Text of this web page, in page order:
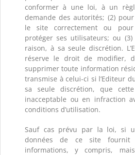
conformer à une loi, à un
demande des autorités; (2)
le site correctement ou
protéger ses utilisateurs; ou
raison, à sa seule discrétion.
réserve le droit de modifier,
supprimer toute information
transmise à celui-ci si l’Editeur
sa seule discrétion, que
inacceptable ou en infraction
conditions d’utilisation.
Sauf cas prévu par la loi, si
données de ce site
informations, y compris,